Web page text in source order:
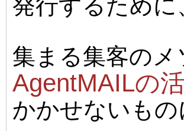
発行するために
集まる集客の
AgentMAILの
かかせないも